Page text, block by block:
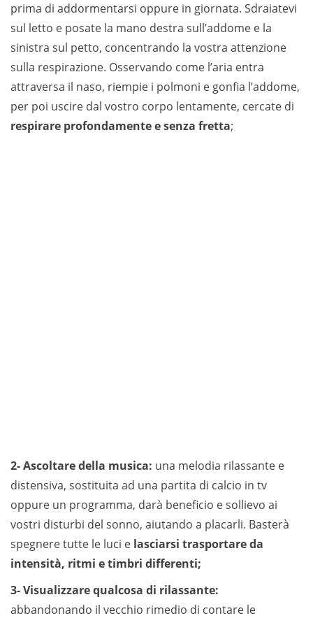
prima di addormentarsi oppure in giornata. Sdraiatevi
sul letto e posate la mano destra sull’addome e la
sinistra sul petto, concentrando la vostra attenzione
sulla respirazione. Osservando come l’aria entra
attraversa il naso, riempie i polmoni e gonfia l’addome,
per poi uscire dal vostro corpo lentamente, cercate di
respirare profondamente e senza fretta;
2- Ascoltare della musica: una melodia rilassante e
distensiva, sostituita ad una partita di calcio in tv
oppure un programma, darà beneficio e sollievo ai
vostri disturbi del sonno, aiutando a placarli. Basterà
spegnere tutte le luci e lasciarsi trasportare da
intensità, ritmi e timbri differenti;
3- Visualizzare qualcosa di rilassante:
abbandonando il vecchio rimedio di contare le